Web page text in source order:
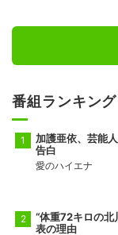
番組ランキング
加護亜依、芸能
告白
愛のハイエナ
“体重72キロの北
表の理由